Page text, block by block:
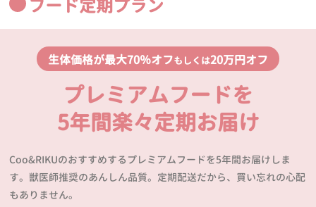
フード定期プラン
生体価格が最大70％オフもしくは20万円オフ
プレミアムフードを
5年間楽々定期お届け
Coo&RIKUのおすすめするプレミアムフードを5年間お届けしま
す。獣医師推奨のあんしん品質。定期配送だから、買い忘れの心配
もありません。